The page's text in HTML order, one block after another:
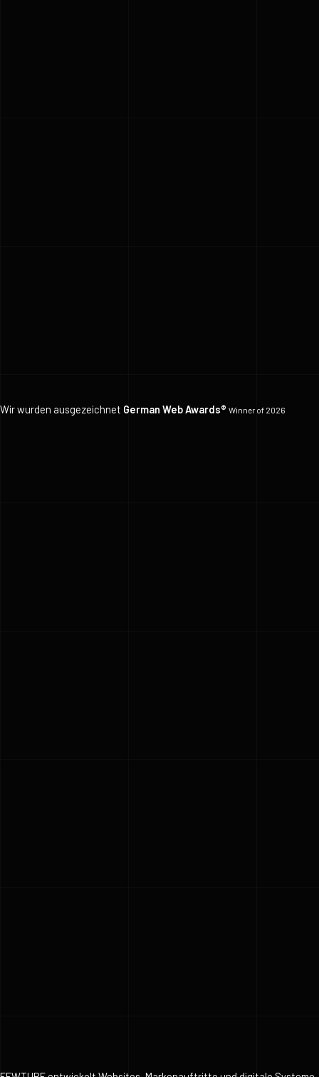
Wir wurden ausgezeichnet German Web Awards® Winner of 2026